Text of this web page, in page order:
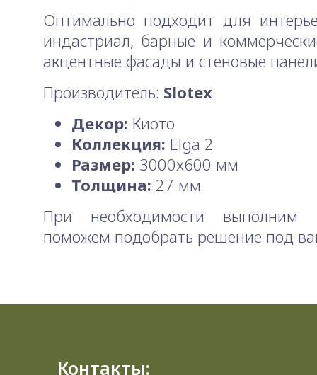
Оптимально подходит для
индастриал, барные и
акцентные фасады и стеновые
Производитель: Slotex.
Декор: Киото
Коллекция: Elga 2
Размер: 3000x600 мм
Толщина: 27 мм
При необходимости выполним
поможем подобрать решение под
Контакты: